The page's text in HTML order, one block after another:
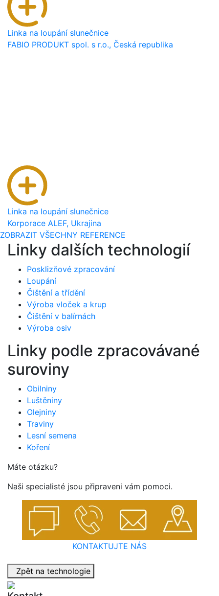
Linka na loupání slunečnice
FABIO PRODUKT spol. s r.o., Česká republika
Linka na loupání slunečnice
Korporace ALEF, Ukrajina
ZOBRAZIT VŠECHNY REFERENCE
Linky dalších technologií
Posklizňové zpracování
Loupání
Čištění a třídění
Výroba vloček a krup
Čištění v balírnách
Výroba osiv
Linky podle zpracovávané
suroviny
Obilniny
Luštěniny
Olejniny
Traviny
Lesní semena
Koření
Máte otázku?
Naši specialisté jsou připraveni vám pomoci.
KONTAKTUJTE NÁS
Zpět na technologie